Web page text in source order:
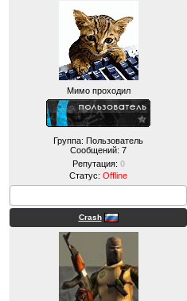
Мимо проходил
Группа: Пользователь
Сообщений: 7
Репутация: 0
Статус: Offline
Crash